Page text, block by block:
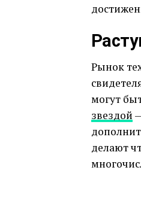
Рынок
могут
звездой
делают